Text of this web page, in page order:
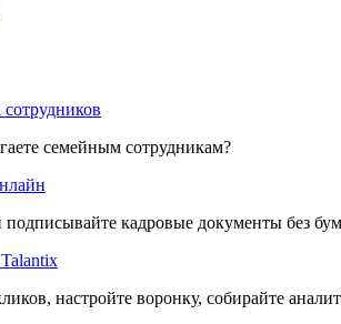
семейным сотрудникам?
подписывайте кадровые документы без
настройте воронку, собирайте